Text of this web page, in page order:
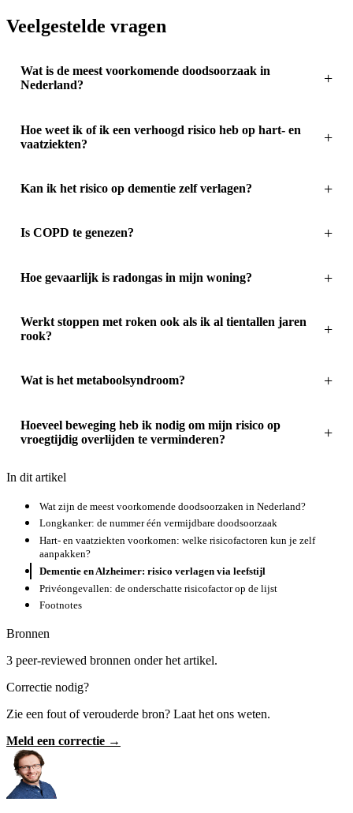
Veelgestelde vragen
Wat is de meest voorkomende doodsoorzaak in
Nederland?
Hoe weet ik of ik een verhoogd risico heb op hart- en
vaatziekten?
Kan ik het risico op dementie zelf verlagen?
Is COPD te genezen?
Hoe gevaarlijk is radongas in mijn woning?
Werkt stoppen met roken ook als ik al tientallen jaren
rook?
Wat is het metaboolsyndroom?
Hoeveel beweging heb ik nodig om mijn risico op
vroegtijdig overlijden te verminderen?
In dit artikel
Wat zijn de meest voorkomende doodsoorzaken in Nederland?
Longkanker: de nummer één vermijdbare doodsoorzaak
Hart- en vaatziekten voorkomen: welke risicofactoren kun je zelf
aanpakken?
Dementie en Alzheimer: risico verlagen via leefstijl
Privéongevallen: de onderschatte risicofactor op de lijst
Footnotes
Bronnen
3 peer-reviewed bronnen onder het artikel.
Correctie nodig?
Zie een fout of verouderde bron? Laat het ons weten.
Meld een correctie →